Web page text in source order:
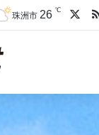
珠洲市 26 ℃